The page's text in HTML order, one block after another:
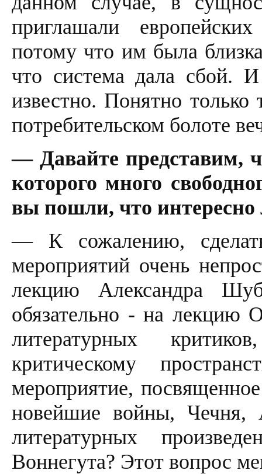
приглашали
потому что им была
что система дала сбой.
известно. Понятно только
потребительском болоте
— Давайте представим,
которого много
вы пошли, что
— К сожалению,
мероприятий очень
лекцию Александра
обязательно - на лекцию
литературных
критическому
мероприятие,
новейшие войны, Чечня,
литературных
Воннегута? Этот вопрос